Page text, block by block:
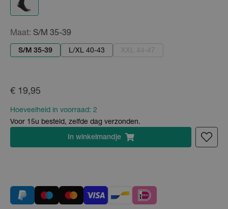
Maat: S/M 35-39
S/M 35-39 L/XL 40-43 XXL 44-47
€ 19,95
Hoeveelheid in voorraad: 2
Voor 15u besteld, zelfde dag verzonden.
In winkelmandje